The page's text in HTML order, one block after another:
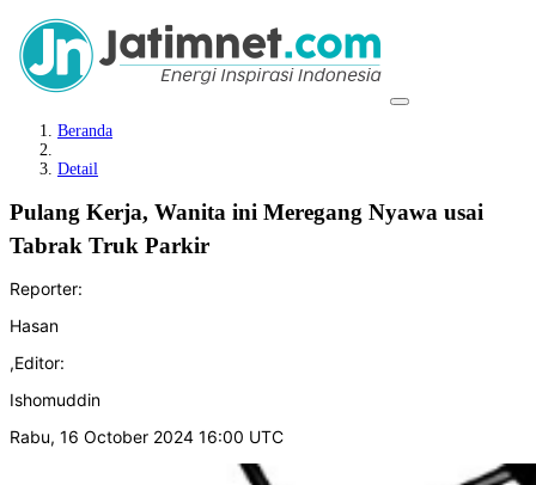
Beranda
Detail
Pulang Kerja, Wanita ini Meregang Nyawa usai
Tabrak Truk Parkir
Reporter:
Hasan
,Editor:
Ishomuddin
Rabu, 16 October 2024 16:00 UTC